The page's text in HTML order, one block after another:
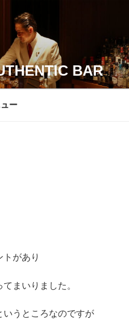
BAR
ー
トがあり
まいりました。
うところなのですが